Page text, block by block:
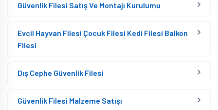
Güvenlik Filesi Satış Ve Montajı Kurulumu
Evcil Hayvan Filesi Çocuk Filesi Kedi Filesi Balkon
Filesi
Dış Cephe Güvenlik Filesi
Güvenlik Filesi Malzeme Satışı